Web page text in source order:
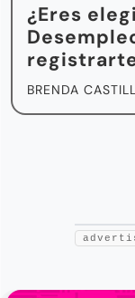
¿Eres
BRENDA